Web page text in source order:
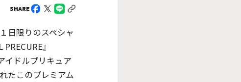
SHARE
日限りのスペシャ
』
イドルプリキュア
たこのプレミアム